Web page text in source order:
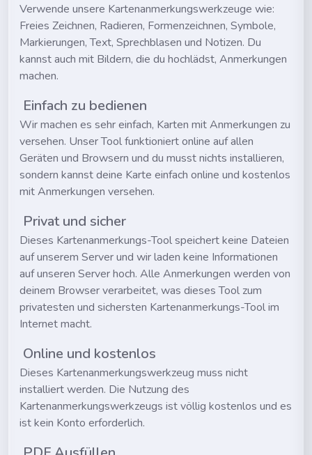
Verwende unsere Kartenanmerkungswerkzeuge wie:
Freies Zeichnen, Radieren, Formenzeichnen, Symbole,
Markierungen, Text, Sprechblasen und Notizen. Du
kannst auch mit Bildern, die du hochlädst, Anmerkungen
machen.
Einfach zu bedienen
Wir machen es sehr einfach, Karten mit Anmerkungen zu
versehen. Unser Tool funktioniert online auf allen
Geräten und Browsern und du musst nichts installieren,
sondern kannst deine Karte einfach online und kostenlos
mit Anmerkungen versehen.
Privat und sicher
Dieses Kartenanmerkungs-Tool speichert keine Dateien
auf unserem Server und wir laden keine Informationen
auf unseren Server hoch. Alle Anmerkungen werden von
deinem Browser verarbeitet, was dieses Tool zum
privatesten und sichersten Kartenanmerkungs-Tool im
Internet macht.
Online und kostenlos
Dieses Kartenanmerkungswerkzeug muss nicht
installiert werden. Die Nutzung des
Kartenanmerkungswerkzeugs ist völlig kostenlos und es
ist kein Konto erforderlich.